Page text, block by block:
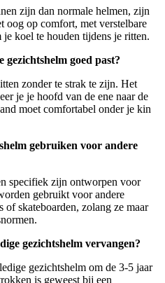
zijn dan normale helmen, zijn
oog op comfort, met verstelbare
koel te houden tijdens je ritten.
goed past?
zonder te strak te zijn. Het
je je hoofd van de ene naar de
moet comfortabel onder je kin
gebruiken voor andere
specifiek zijn ontworpen voor
gebruikt voor andere
of skateboarden, zolang ze maar
gezichtshelm vervangen?
gezichtshelm om de 3-5 jaar
is geweest bij een